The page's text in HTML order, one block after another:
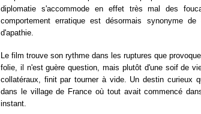
diplomatie s'accommode en effet très mal des
comportement erratique est désormais synonyme
d'apathie.
Le film trouve son rythme dans les ruptures que
folie, il n'est guère question, mais plutôt d'une soif de
collatéraux, finit par tourner à vide. Un destin curieux
dans le village de France où tout avait commencé
instant.